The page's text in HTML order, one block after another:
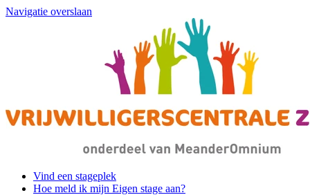
Navigatie overslaan
Vind een stageplek
Hoe meld ik mijn Eigen stage aan?